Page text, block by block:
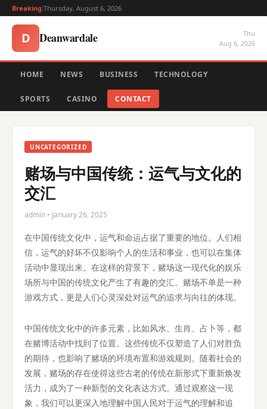
Breaking:Thursday, August 6, 2026
D Deanwardale
Thu
Aug 6, 2026
HOME NEWS BUSINESS TECHNOLOGY
SPORTS CASINO CONTACT
UNCATEGORIZED
赌场与中国传统：运气与文化的
交汇
admin • January 26, 2025
在中国传统文化中，运气和命运占据了重要的地位。人们相
信，运气的好坏不仅影响个人的生活和事业，也可以在集体
活动中显现出来。在这样的背景下，赌场这一现代化的娱乐
场所与中国的传统文化产生了有趣的交汇。赌场不单是一种
游戏方式，更是人们心灵深处对运气的追求与向往的体现。
中国传统文化中的许多元素，比如风水、生肖、占卜等，都
在赌博活动中找到了位置。这些传统不仅塑造了人们对胜负
的期待，也影响了赌场的环境布置和游戏规则。随着社会的
发展，赌场的存在使得这些古老的传统在新形式下重新焕发
活力，成为了一种新型的文化表达方式。通过观察这一现
象，我们可以更深入地理解中国人民对于运气的理解和追